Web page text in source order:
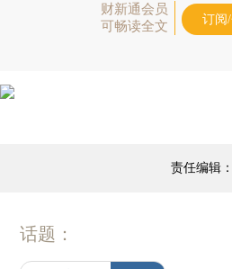
财新通会员
可畅读全文
订阅
责任编辑
话题：